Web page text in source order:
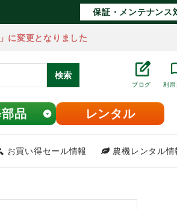
保証・メンテナンス
に変更となりました
検索
ブログ 利用
品 レンタル
お買い得セール情報 農機レンタル情